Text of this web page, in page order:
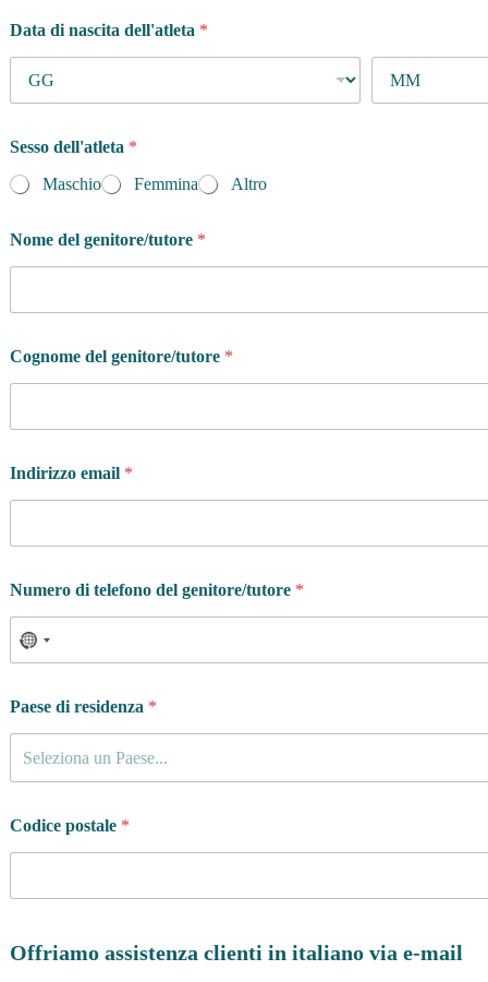
Data di nascita dell'atleta *
Sesso dell'atleta *
Maschio
Femmina Altro
Nome del genitore/tutore *
Cognome del genitore/tutore *
Indirizzo email *
Numero di telefono del genitore/tutore *
Paese di residenza *
Seleziona un Paese...
Codice postale *
Offriamo assistenza clienti in italiano via e-mail